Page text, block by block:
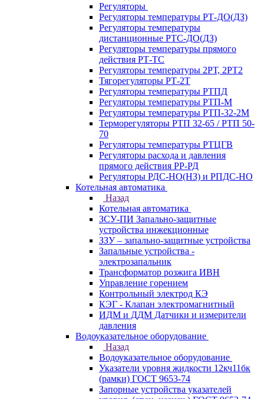
Регуляторы
Регуляторы температуры РТ-ДО(ДЗ)
Регуляторы температуры
дистанционные РТС-ДО(ДЗ)
Регуляторы температуры прямого
действия РТ-ТС
Регуляторы температуры 2РТ, 2РT2
Тягорегуляторы РТ-2Т
Регуляторы температуры РТПД
Регуляторы температуры РТП-M
Регуляторы температуры РТП-32-2М
Терморегуляторы РТП 32-65 / РТП 50-
70
Регуляторы температуры РТЦГВ
Регуляторы расхода и давления
прямого действия РР-РД
Регуляторы РДС-НО(НЗ) и РПДС-НО
Котельная автоматика
Назад
Котельная автоматика
ЗСУ-ПИ Запально-защитные
устройства инжекционные
ЗЗУ – запально-защитные устройства
Запальные устройства -
электрозапальник
Трансформатор розжига ИВН
Управление горением
Контрольный электрод КЭ
КЭГ - Клапан электромагнитный
ИДМ и ДДМ Датчики и измерители
давления
Водоуказательное оборудование
Назад
Водоуказательное оборудование
Указатели уровня жидкости 12кч11бк
(рамки) ГОСТ 9653-74
Запорные устройства указателей